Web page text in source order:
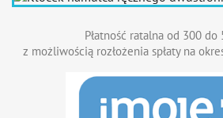
Płatność ratalna od 300 do
z możliwością rozłożenia spłaty na